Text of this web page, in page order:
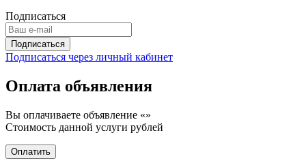
Подписаться
Подписаться через личный кабинет
Оплата объявления
Вы оплачиваете объявление «»
Стоимость данной услуги рублей